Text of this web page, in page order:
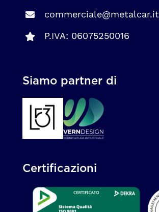
commerciale@metalcar.it
P.IVA: 06075250016
Siamo partner di
Certificazioni